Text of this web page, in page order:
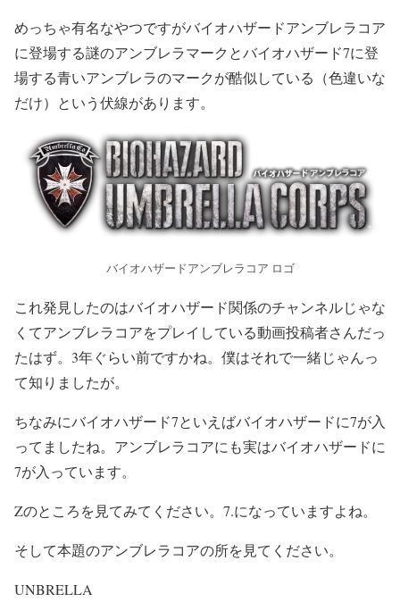
めっちゃ有名なやつですがバイオハザードアンブレラコア
に登場する謎のアンブレラマークとバイオハザード7に登
場する青いアンブレラのマークが酷似している（色違いな
だけ）という伏線があります。
バイオハザードアンブレラコア ロゴ
これ発見したのはバイオハザード関係のチャンネルじゃな
くてアンブレラコアをプレイしている動画投稿者さんだっ
たはず。3年ぐらい前ですかね。僕はそれで一緒じゃんっ
て知りましたが。
ちなみにバイオハザード7といえばバイオハザードに7が入
ってましたね。アンブレラコアにも実はバイオハザードに
7が入っています。
Zのところを見てみてください。7.になっていますよね。
そして本題のアンブレラコアの所を見てください。
UNBRELLA